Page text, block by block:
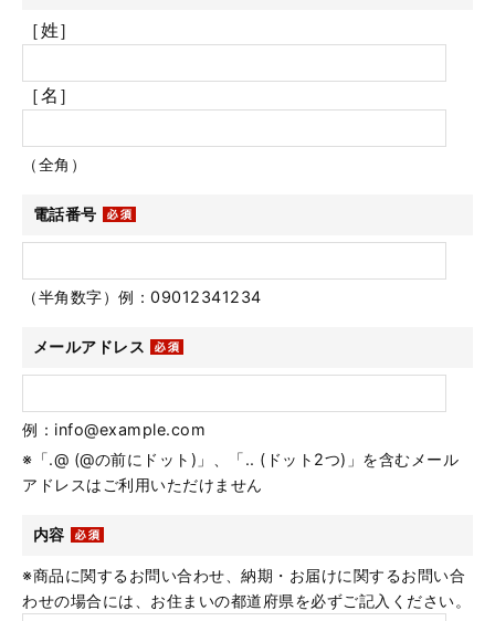
［姓］
［名］
（全角）
電話番号
（半角数字）例：09012341234
メールアドレス
例：info@example.com
※「.@ (@の前にドット)」、「.. (ドット2つ)」を含むメール
アドレスはご利用いただけません
内容
※商品に関するお問い合わせ、納期・お届けに関するお問い合
わせの場合には、お住まいの都道府県を必ずご記入ください。